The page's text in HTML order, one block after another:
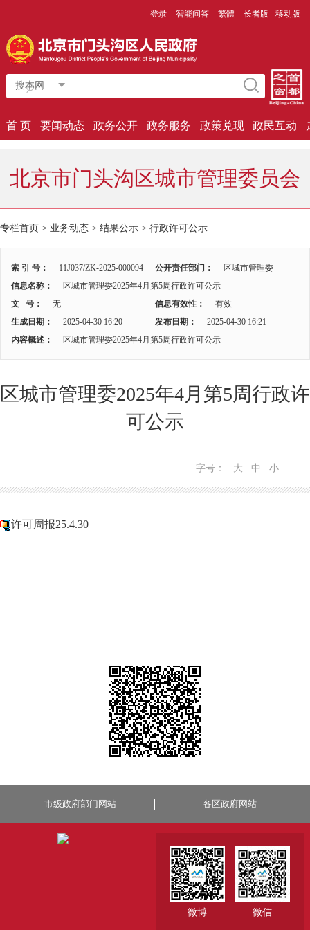
登录 智能问答 繁體 长者版 移动版
搜本网
首 页 要闻动态 政务公开 政务服务 政策兑现 政民互动
北京市门头沟区城市管理委员会
专栏首页 > 业务动态 > 结果公示 > 行政许可公示
索 引 号： 11J037/ZK-2025-000094 公开责任部门：
区城市管理委
信息名称：
区城市管理委2025年4月第5周行政许可公示
文 号：
无 信息有效性：
有效
生成日期：
2025-04-30 16:20 发布日期：
2025-04-30 16:21
内容概述：
区城市管理委2025年4月第5周行政许可公示
区城市管理委2025年4月第5周行政许
可公示
字号： 大 中 小
许可周报25.4.30
市级政府部门网站 各区政府网站
微博 微信